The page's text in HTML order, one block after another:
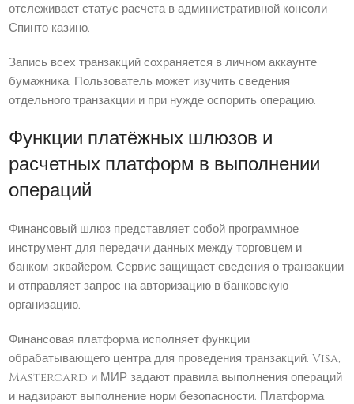
отслеживает статус расчета в административной консоли
Спинто казино.
Запись всех транзакций сохраняется в личном аккаунте
бумажника. Пользователь может изучить сведения
отдельного транзакции и при нужде оспорить операцию.
Функции платёжных шлюзов и
расчетных платформ в выполнении
операций
Финансовый шлюз представляет собой программное
инструмент для передачи данных между торговцем и
банком-эквайером. Сервис защищает сведения о транзакции
и отправляет запрос на авторизацию в банковскую
организацию.
Финансовая платформа исполняет функции
обрабатывающего центра для проведения транзакций. Visa,
Mastercard и МИР задают правила выполнения операций
и надзирают выполнение норм безопасности. Платформа